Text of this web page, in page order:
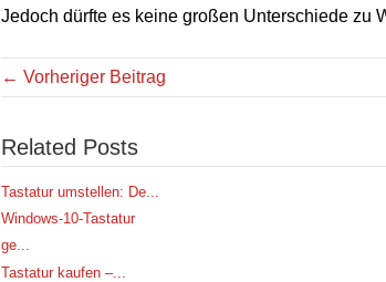
Jedoch dürfte es keine großen Unterschiede zu
← Vorheriger Beitrag
Related Posts
Tastatur umstellen: De...
Windows-10-Tastatur
ge...
Tastatur kaufen –...